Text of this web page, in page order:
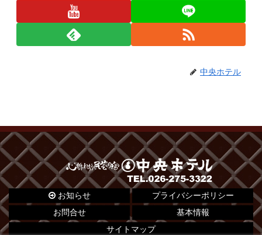
中央ホテル
お知らせ
プライバシーポリシー
お問合せ
基本情報
サイトマップ